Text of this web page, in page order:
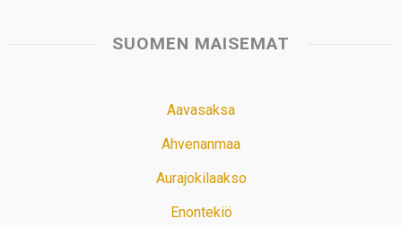
SUOMEN MAISEMAT
Aavasaksa
Ahvenanmaa
Aurajokilaakso
Enontekiö